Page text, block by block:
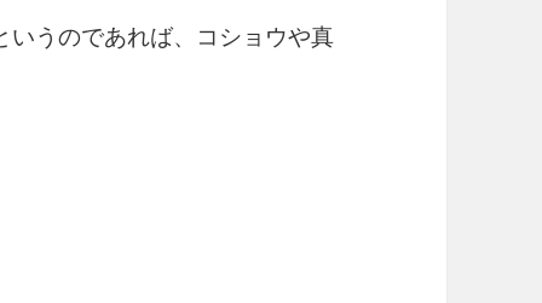
うのであれば、コショウや真